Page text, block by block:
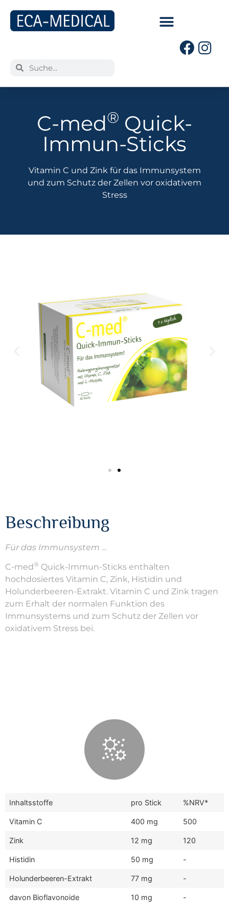
C-med® Quick-
Immun-Sticks
Vitamin C und Zink für das Immunsystem
und zum Schutz der Zellen vor oxidativem
Stress
Beschreibung
Für das Immunsystem …
C-med ® Quick-Immun-Sticks enthalten
hochdosiertes Vitamin C, Zink, Histidin und
Holunderbeeren-Extrakt. Vitamin C und Zink tragen
zum Erhalt der normalen Funktion des
Immunsystems und zum Schutz der Zellen vor
oxidativem Stress bei.
Inhaltsstoffe pro Stick %NRV*
Vitamin C 400 mg 500
Zink 12 mg 120
Histidin 50 mg -
Holunderbeeren-Extrakt 77 mg -
davon Bioflavonoide 10 mg -